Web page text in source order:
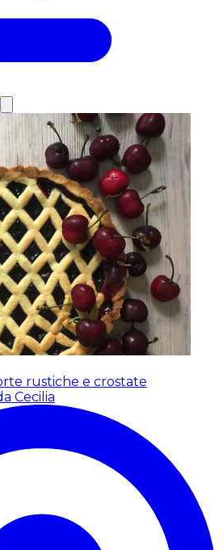
rustiche e crostate
Cecilia